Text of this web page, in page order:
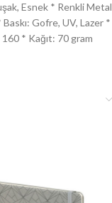
Esnek * Renkli Metal
Gofre, UV, Lazer *
* Kağıt: 70 gram